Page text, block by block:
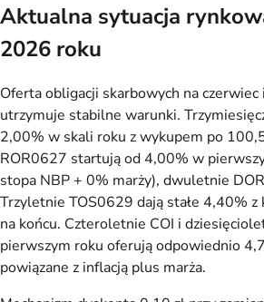
Aktualna sytuacja
2026 roku
Oferta obligacji skarbowych na
utrzymuje stabilne warunki.
2,00% w skali roku z wykupem po
ROR0627 startują od 4,00% w
stopa NBP + 0% marży), dwuletnie
Trzyletnie TOS0629 dają stałe 4,40% z
na końcu. Czteroletnie COI i
pierwszym roku oferują odpowiednio
powiązane z inflacją plus marża.